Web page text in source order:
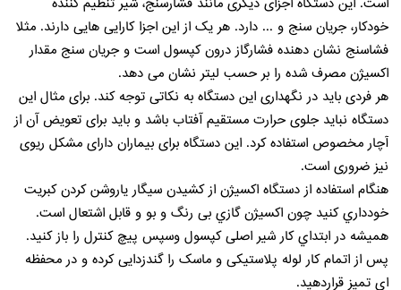
خودکار، جریان سنج و ... دارد. هر یک از این اجزا کارایی هایی دارند. مثلا
فشاسنج نشان دهنده فشارگاز درون کپسول است و جریان سنج مقدار
اکسیژن مصرف شده را بر حسب لیتر نشان می دهد.
هر فردی باید در نگهداری این دستگاه به نکاتی توجه کند. برای مثال این
دستگاه نباید جلوی حرارت مستقیم آفتاب باشد و باید برای تعویض آن از
آچار مخصوص استفاده کرد. این دستگاه برای بیماران دارای مشکل ریوی
نیز ضروری است.
هنگام استفاده از دستگاه اکسیژن از کشیدن سیگار یاروشن کردن کبریت
خودداري کنید چون اکسیژن گازي بی رنگ و بو و قابل اشتعال است.
همیشه در ابتداي کار شیر اصلی کپسول وسپس پیچ کنترل را باز کنید.
پس از اتمام کار لوله پلاستیکی و ماسک را گندزدایی کرده و در محفظه
اي تمیز قراردهید.